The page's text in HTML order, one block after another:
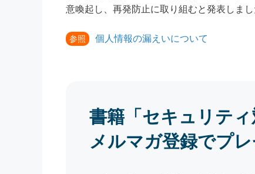
意喚起し、再発防止に取り組むと発表しまし
参照 個人情報の漏えいについて
書籍「セキュリティ
メルマガ登録でプレ